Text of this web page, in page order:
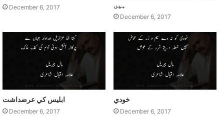
December 6, 2017
ہيں
December 6, 2017
ابليس کي عرضداشت
December 6, 2017
خودي
December 6, 2017